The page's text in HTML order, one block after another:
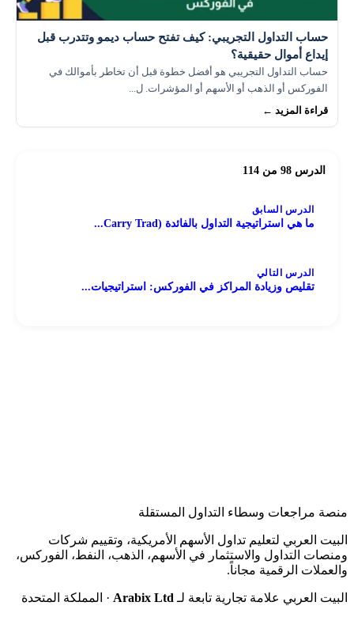
حساب التداول التجريبي: كيف تفتح حساب ديمو وتتدرب قبل
إيداع أموال حقيقية؟
حساب التداول التجريبي هو أفضل خطوة قبل أن تخاطر بأموالك في
الفوركس أو الذهب أو الأسهم أو المؤشرات. ل...
قراءة المزيد ←
الدرس 98 من 114
الدرس السابق
ما هي استراتيجية التداول بالفائدة (Carry Trad...
الدرس التالي
تقليص وزيادة المراكز في الفوركس: استراتيجيات...
منصة مراجعات وسطاء التداول المستقلة
البيت العربي لتعليم تداول الأسهم الأمريكية، وتقييم شركات
ومنصات التداول والاستثمار في الأسهم، الذهب، النفط، الفوركس،
والعملات الرقمية مجاناً.
البيت العربي علامة تجارية تابعة لـ Arabix Ltd · المملكة المتحدة